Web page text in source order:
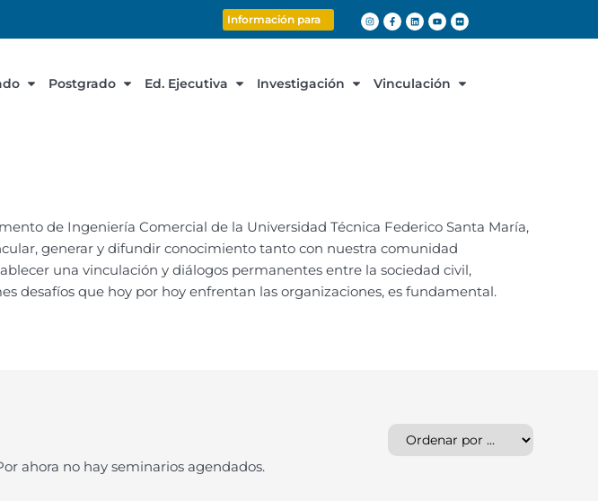
Información para
Postgrado Ed. Ejecutiva Investigación Vinculación
de Ingeniería Comercial de la Universidad Técnica Federico Santa María,
generar y difundir conocimiento tanto con nuestra comunidad
una vinculación y diálogos permanentes entre la sociedad civil,
desafíos que hoy por hoy enfrentan las organizaciones, es fundamental.
ahora no hay seminarios agendados.